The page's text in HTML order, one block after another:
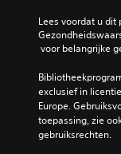
Lees voordat u dit
voor belangrijke
exclusief in
Europe.
toepassing, zie
gebruiksrechten.